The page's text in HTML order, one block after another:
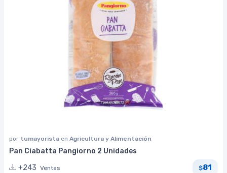
por tumayorista en Agricultura y Alimentación
Pan Ciabatta Pangiorno 2 Unidades
+243 Ventas $81